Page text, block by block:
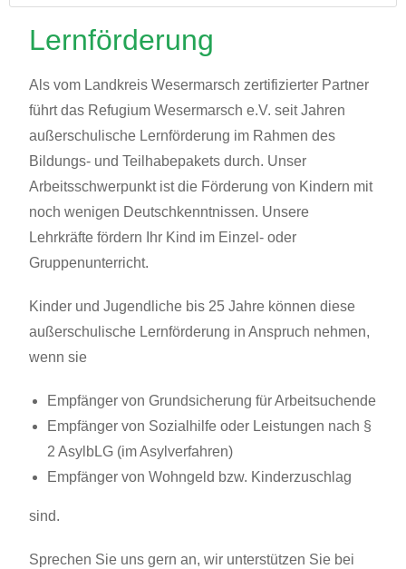
Lernförderung
Als vom Landkreis Wesermarsch zertifizierter Partner
führt das Refugium Wesermarsch e.V. seit Jahren
außerschulische Lernförderung im Rahmen des
Bildungs- und Teilhabepakets durch. Unser
Arbeitsschwerpunkt ist die Förderung von Kindern mit
noch wenigen Deutschkenntnissen. Unsere
Lehrkräfte fördern Ihr Kind im Einzel- oder
Gruppenunterricht.
Kinder und Jugendliche bis 25 Jahre können diese
außerschulische Lernförderung in Anspruch nehmen,
wenn sie
Empfänger von Grundsicherung für Arbeitsuchende
Empfänger von Sozialhilfe oder Leistungen nach §
2 AsylbLG (im Asylverfahren)
Empfänger von Wohngeld bzw. Kinderzuschlag
sind.
Sprechen Sie uns gern an, wir unterstützen Sie bei